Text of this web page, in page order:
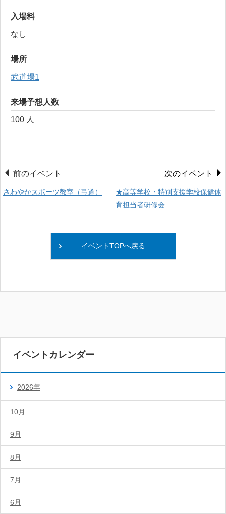
入場料
なし
場所
武道場1
来場予想人数
100 人
前のイベント
さわやかスポーツ教室（弓道）
次のイベント
★高等学校・特別支援学校保健体
育担当者研修会
イベントTOPへ戻る
イベントカレンダー
2026年
10月
9月
8月
7月
6月